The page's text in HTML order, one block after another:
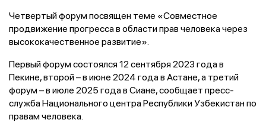
Четвертый форум посвящен теме «Совместное
продвижение прогресса в области прав человека через
высококачественное развитие».
Первый форум состоялся 12 сентября 2023 года в
Пекине, второй – в июне 2024 года в Астане, а третий
форум – в июле 2025 года в Сиане, сообщает пресс-
служба Национального центра Республики Узбекистан по
правам человека.